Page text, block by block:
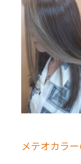
メテオカラ